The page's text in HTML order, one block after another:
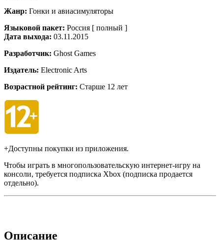
Жанр: Гонки и авиасимуляторы
Языковой пакет: Россия [ полный ]
Дата выхода: 03.11.2015
Разработчик: Ghost Games
Издатель: Electronic Arts
Возрастной рейтинг: Старше 12 лет
+Доступны покупки из приложения.
Чтобы играть в многопользовательскую интернет-игру на
консоли, требуется подписка Xbox (подписка продается
отдельно).
Описание